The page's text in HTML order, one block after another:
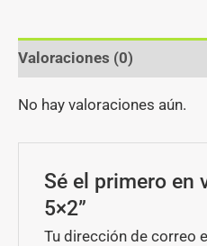
Valoraciones (0)
No hay valoraciones aún.
Sé el primero en
5×2”
Tu dirección de correo